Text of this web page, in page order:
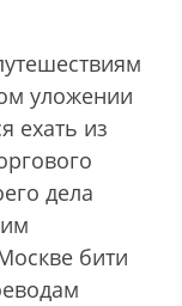
уложении
ехать из
дела
бити